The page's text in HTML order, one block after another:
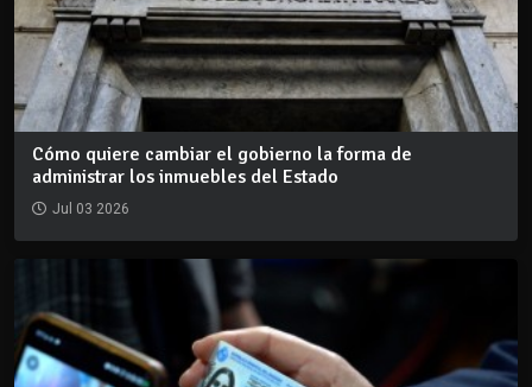
Cómo quiere cambiar el gobierno la forma de
administrar los inmuebles del Estado
Jul 03 2026